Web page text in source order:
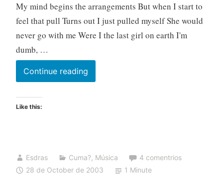
My mind begins the arrangements But when I start to
feel that pull Turns out I just pulled myself She would
never go with me Were I the last girl on earth I'm
dumb, …
Continue reading
Like this:
Esdras Cuma?, Música
4 comentrios
28 de October de 2003
1 Minute